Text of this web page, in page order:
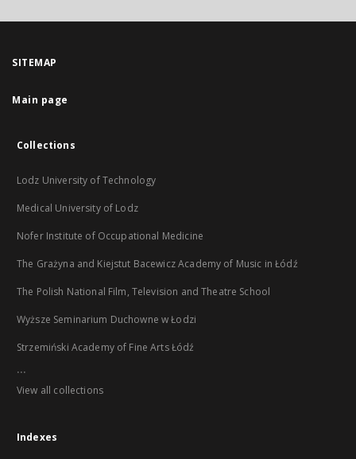
SITEMAP
Main page
Collections
Lodz University of Technology
Medical University of Lodz
Nofer Institute of Occupational Medicine
The Grażyna and Kiejstut Bacewicz Academy of Music in Łódź
The Polish National Film, Television and Theatre School
Wyższe Seminarium Duchowne w Łodzi
Strzemiński Academy of Fine Arts Łódź
...
View all collections
Indexes